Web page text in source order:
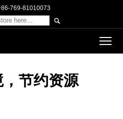
769-81010073

节约资源